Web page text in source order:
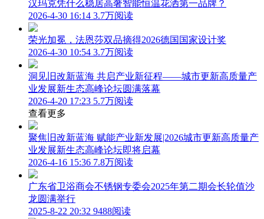
汉玛克凭什么稳居高奢智能恒温花洒第一品牌？
2026-4-30 16:14 3.7万阅读
荣光加冕，法恩莎双品摘得2026德国国家设计奖
2026-4-30 10:54 3.7万阅读
洞见旧改新蓝海 共启产业新征程——城市更新高质量产
业发展新生态高峰论坛圆满落幕
2026-4-20 17:23 5.7万阅读
查看更多
聚焦旧改新蓝海 赋能产业新发展|2026城市更新高质量产
业发展新生态高峰论坛即将启幕
2026-4-16 15:36 7.8万阅读
广东省卫浴商会不锈钢专委会2025年第二期会长轮值沙
龙圆满举行
2025-8-22 20:32 9488阅读